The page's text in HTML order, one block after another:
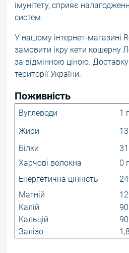
імунітету, сприяє
систем.
У нашому інтернет-магазині
замовити ікру кети кошерну
за відмінною ціною.
території України.
Поживність
Вуглеводи
1 г
Жири
Білки
Харчові волокна
0 г
Енергетична цінність
Магній
Калій
Кальцій
Залізо